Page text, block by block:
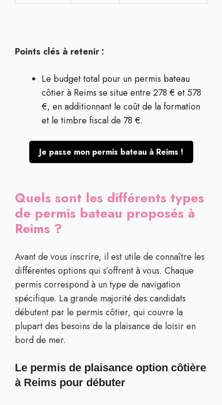
Points clés à retenir :
Le budget total pour un permis bateau
côtier à Reims se situe entre 278 € et 578
€, en additionnant le coût de la formation
et le timbre fiscal de 78 €.
Je passe mon permis bateau à Reims !
Quels sont les différents types
de permis bateau proposés à
Reims ?
Avant de vous inscrire, il est utile de connaître les
différentes options qui s’offrent à vous. Chaque
permis correspond à un type de navigation
spécifique. La grande majorité des candidats
débutent par le permis côtier, qui couvre la
plupart des besoins de la plaisance de loisir en
bord de mer.
Le permis de plaisance option côtière
à Reims pour débuter